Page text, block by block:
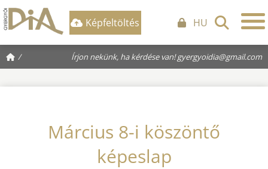
Képfeltöltés HU
/ Írjon nekünk, ha kérdése van!gyergyoidia@gmail.com
Március 8-i köszöntő
képeslap